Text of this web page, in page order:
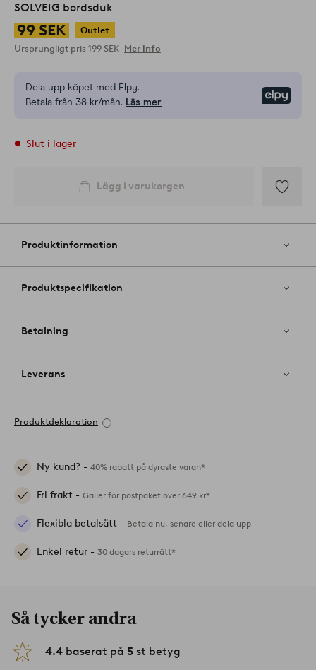
SOLVEIG bordsduk
99 SEK
Outlet
Ursprungligt pris 199 SEK Mer info
Dela upp köpet med Elpy.
Betala från 38 kr/mån. Läs mer
Slut i lager
Lägg i varukorgen
till
favoriter
Produktinformation
Produktspecifikation
Betalning
Leverans
Produktdeklaration
Ny kund? - 40% rabatt på dyraste varan*
Fri frakt - Gäller för postpaket över 649 kr*
Flexibla betalsätt - Betala nu, senare eller dela upp
Enkel retur - 30 dagars returrätt*
Så tycker andra
4.4 baserat på 5 st betyg